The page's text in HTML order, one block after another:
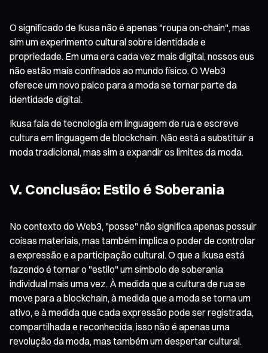
O significado de Ikusa não é apenas "roupa on-chain", mas
sim um experimento cultural sobre identidade e
propriedade. Em uma era cada vez mais digital, nossos eus
não estão mais confinados ao mundo físico. O Web3
oferece um novo palco para a moda se tornar parte da
identidade digital.
Ikusa fala de tecnologia em linguagem de rua e escreve
cultura em linguagem de blockchain. Não está a substituir a
moda tradicional, mas sim a expandir os limites da moda.
V. Conclusão: Estilo é Soberania
No contexto do Web3, "posse" não significa apenas possuir
coisas materiais, mas também implica o poder de controlar
a expressão e a participação cultural. O que a Ikusa está
fazendo é tornar o "estilo" um símbolo de soberania
individual mais uma vez. À medida que a cultura de rua se
move para a blockchain, à medida que a moda se torna um
ativo, e à medida que cada expressão pode ser registrada,
compartilhada e reconhecida, isso não é apenas uma
revolução da moda, mas também um despertar cultural.